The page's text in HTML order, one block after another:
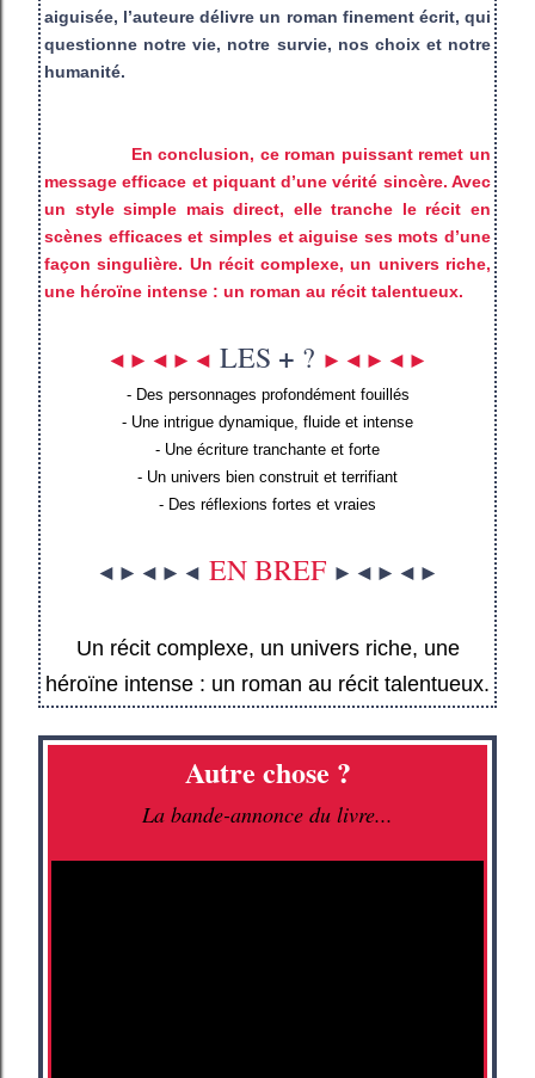
aiguisée, l’auteure délivre un roman finement écrit, qui
questionne notre vie, notre survie, nos choix et notre
humanité.
En conclusion, ce roman puissant remet un
message efficace et piquant d’une vérité sincère. Avec
un style simple mais direct, elle tranche le récit en
scènes efficaces et simples et aiguise ses mots d’une
façon singulière. Un récit complexe, un univers riche,
une héroïne intense : un roman au récit talentueux.
◄►◄►◄ LES + ? ►◄►◄►
- Des personnages profondément fouillés
- Une intrigue dynamique, fluide et intense
- Une écriture tranchante et forte
- Un univers bien construit et terrifiant
- Des réflexions fortes et vraies
◄►◄►◄ EN BREF ►◄►◄►
Un récit complexe, un univers riche, une
héroïne intense : un roman au récit talentueux.
Autre chose ?
La bande-annonce du livre...